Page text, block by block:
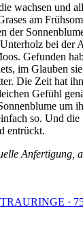
wachsen und
am
der
bei der
Gefunden
im Glauben
Die Zeit hat
Gefühl
um
so. Und
entrückt.
Anfertigung,
TRAURINGE ·